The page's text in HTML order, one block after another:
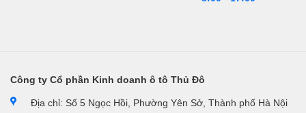
Công ty Cổ phần Kinh doanh ô tô Thủ Đô
Địa chỉ: Số 5 Ngọc Hồi, Phường Yên Sở, Thành phố Hà Nội